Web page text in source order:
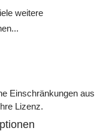
weitere
Einschränkungen aus
Lizenz.